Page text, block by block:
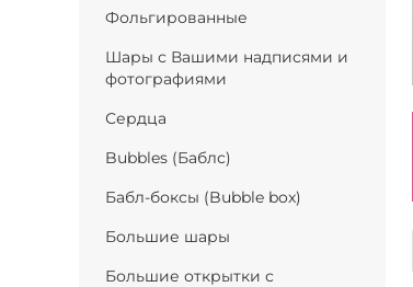
Фольгированные
Шары с Вашими надписями и
фотографиями
Сердца
Bubbles (Баблс)
Бабл-боксы (Bubble box)
Большие шары
Большие открытки с